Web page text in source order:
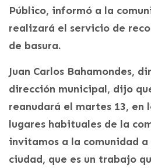
Público, informó a la
realizará el servicio de
de basura.
Juan Carlos Bahamondes,
dirección municipal, dijo
reanudará el martes 13, en
lugares habituales de la
invitamos a la comunidad
ciudad, que es un trabajo